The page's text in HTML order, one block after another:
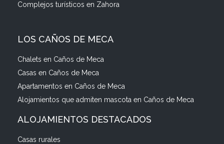
Complejos turísticos en Zahora
LOS CAÑOS DE MECA
Chalets en Caños de Meca
Casas en Caños de Meca
Apartamentos en Caños de Meca
Alojamientos que admiten mascota en Caños de Meca
ALOJAMIENTOS DESTACADOS
Casas rurales